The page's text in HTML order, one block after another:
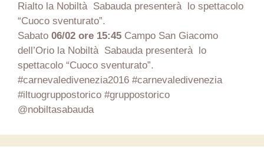
Rialto la Nobiltà Sabauda presenterà lo spettacolo
“Cuoco sventurato”.
Sabato 06/02 ore 15:45 Campo San Giacomo
dell’Orio la Nobiltà Sabauda presenterà lo
spettacolo “Cuoco sventurato”.
#carnevaledivenezia2016 #carnevaledivenezia
#iltuogruppostorico #gruppostorico
@nobiltasabauda